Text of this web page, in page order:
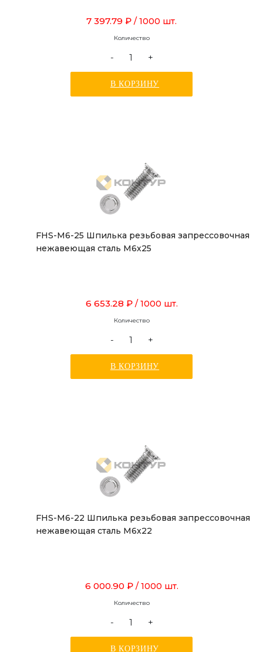
7 397.79 ₽ / 1000 шт.
Количество
- +
В КОРЗИНУ
FHS-M6-25 Шпилька резьбовая запрессовочная
нежавеющая сталь М6х25
6 653.28 ₽ / 1000 шт.
Количество
- +
В КОРЗИНУ
FHS-M6-22 Шпилька резьбовая запрессовочная
нежавеющая сталь М6х22
6 000.90 ₽ / 1000 шт.
Количество
- +
В КОРЗИНУ